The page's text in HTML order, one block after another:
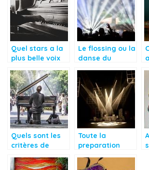
Quel stars a la
plus belle voix
Le flossing ou la
danse du
Quels sont les
critères de
piano ?
Toute la
preparation
theatre